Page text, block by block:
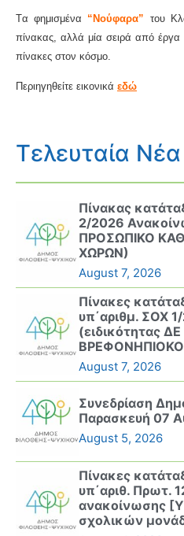
Τα φημισμένα “Νούφαρα” του
πίνακας, αλλά μία σειρά από
πίνακες στον κόσμο.
Περιηγηθείτε εικονικά εδώ
Τελευταία Νέα
Πίνακας
2/2026
ΠΡΟΣΩΠΙΚΟ
ΧΩΡΩΝ)
August 7, 2026
Πίνακες
υπ΄αριθμ. ΣΟΧ
(ειδικότητας
August 7, 2026
Συνεδρίαση
Παρασκευή 07
August 5, 2026
Πίνακες
υπ΄αριθ. Πρωτ.
ανακοίνωσης
σχολικών